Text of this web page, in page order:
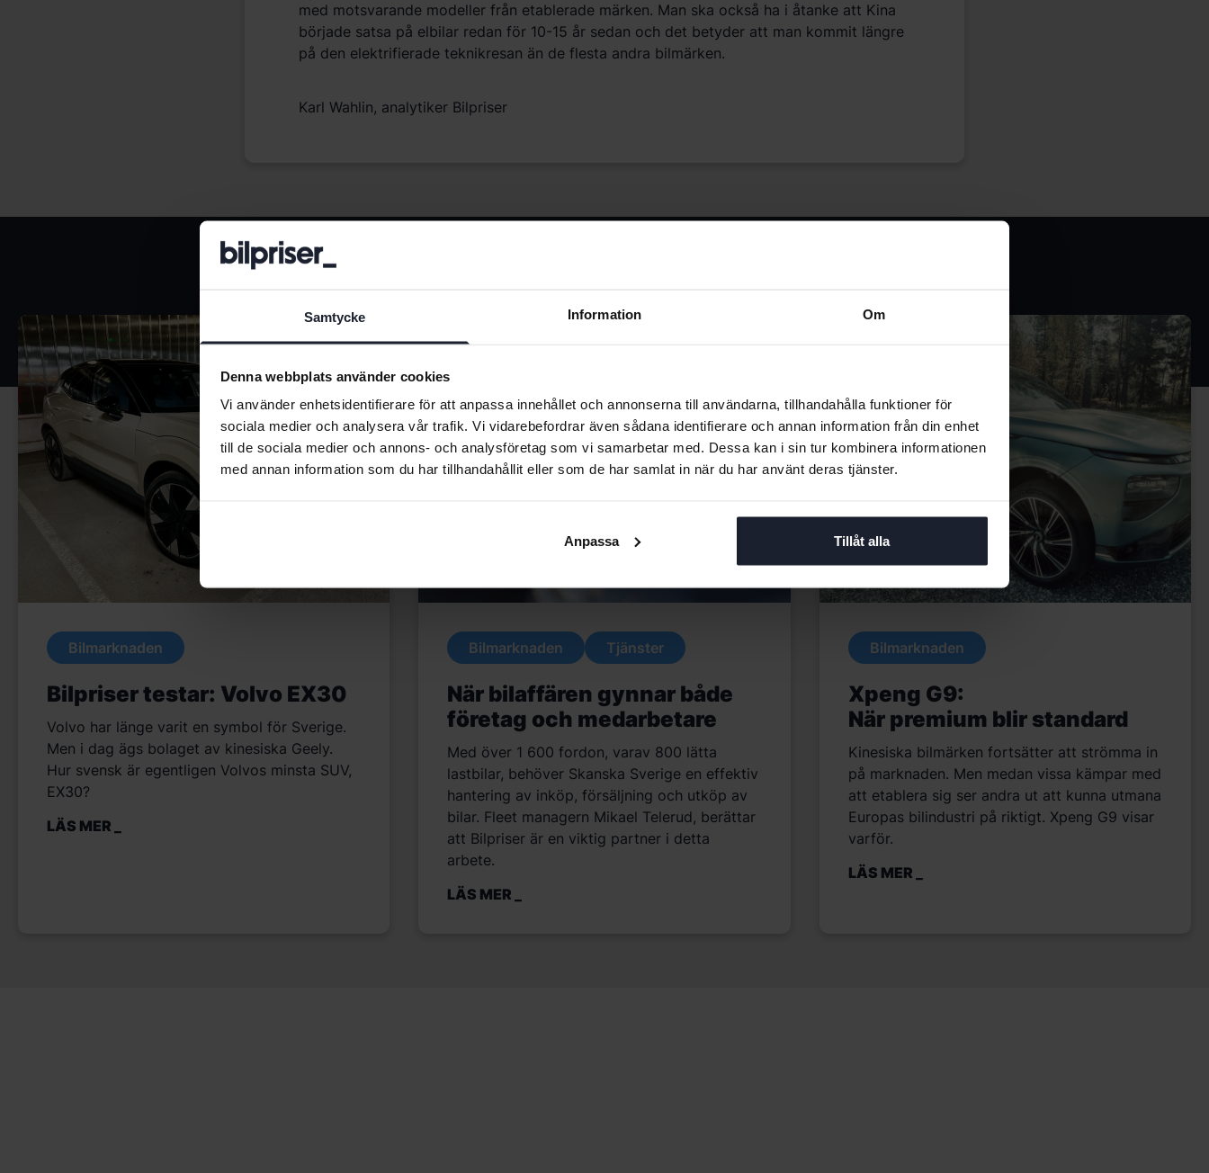
Samtycke Information Om
Denna webbplats använder cookies
Vi använder enhetsidentifierare för att anpassa innehållet och annonserna till användarna, tillhandahålla funktioner för
sociala medier och analysera vår trafik. Vi vidarebefordrar även sådana identifierare och annan information från din enhet
till de sociala medier och annons- och analysföretag som vi samarbetar med. Dessa kan i sin tur kombinera informationen
med annan information som du har tillhandahållit eller som de har samlat in när du har använt deras tjänster.
Anpassa Tillåt alla
med motsvarande modeller från etablerade märken. Man ska också ha i åtanke att Kina
började satsa på elbilar redan för 10-15 år sedan och det betyder att man kommit längre
på den elektrifierade teknikresan än de flesta andra bilmärken.
Karl Wahlin, analytiker Bilpriser
Bilmarknaden
Bilpriser testar: Volvo EX30
Volvo har länge varit en symbol för Sverige.
Men i dag ägs bolaget av kinesiska Geely.
Hur svensk är egentligen Volvos minsta SUV,
EX30?
LÄS MER
Bilmarknaden Tjänster
När bilaffären gynnar både
företag och medarbetare
Med över 1 600 fordon, varav 800 lätta
lastbilar, behöver Skanska Sverige en effektiv
hantering av inköp, försäljning och utköp av
bilar. Fleet managern Mikael Telerud, berättar
att Bilpriser är en viktig partner i detta
arbete.
LÄS MER
Bilmarknaden
Xpeng G9:
När premium blir standard
Kinesiska bilmärken fortsätter att strömma in
på marknaden. Men medan vissa kämpar med
att etablera sig ser andra ut att kunna utmana
Europas bilindustri på riktigt. Xpeng G9 visar
varför.
LÄS MER